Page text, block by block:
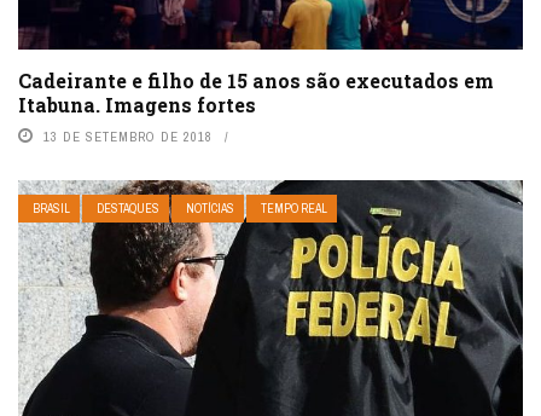
Cadeirante e filho de 15 anos são executados em
Itabuna. Imagens fortes
13 DE SETEMBRO DE 2018
BRASIL DESTAQUES NOTÍCIAS TEMPO REAL